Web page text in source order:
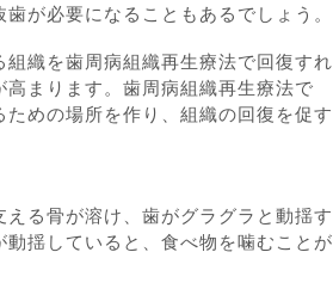
が必要になることもあるでしょう。
組織を歯周病組織再生療法で回復すれ
高まります。歯周病組織再生療法で
めの場所を作り、組織の回復を促す
る骨が溶け、歯がグラグラと動揺す
動揺していると、食べ物を噛むことが